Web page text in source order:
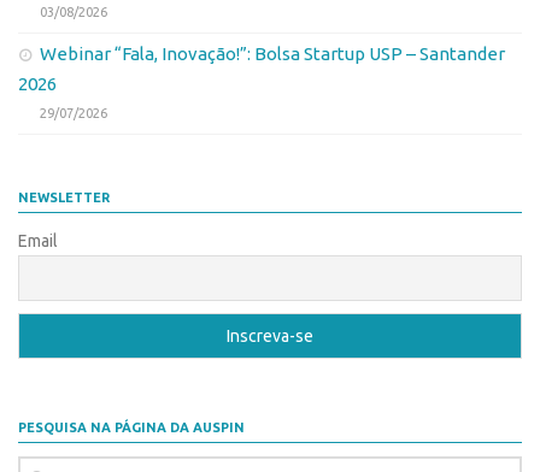
Buscar Anterioridade
Como solicitar
VPI – Vocação para Inovação
03/08/2026
Webinar “Fala, Inovação!”: Bolsa Startup USP – Santander
2026
29/07/2026
NEWSLETTER
Email
PESQUISA NA PÁGINA DA AUSPIN